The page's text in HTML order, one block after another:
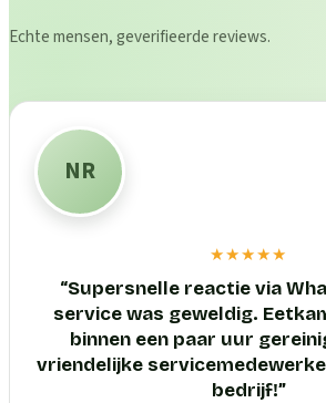
Echte mensen, geverifieerde reviews.
NR
★★★★★
“Supersnelle reactie via
service was geweldig.
binnen een paar uur
vriendelijke
bedrijf!”